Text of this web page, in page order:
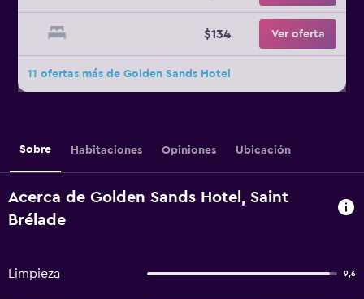
$134 Ver oferta
11 ofertas más de Golden Sands Hotel
Sobre Habitaciones Opiniones Ubicación
Acerca de Golden Sands Hotel, Saint
Brélade
Limpieza 9,6